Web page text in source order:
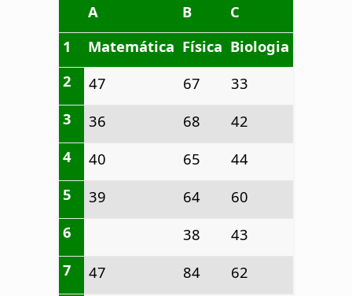
A
B
C
1
Matemática Física Biologia
2
47 67
33
3
36 68
42
4
40 65
44
5
39 64
60
6
38
43
7
47 84
62